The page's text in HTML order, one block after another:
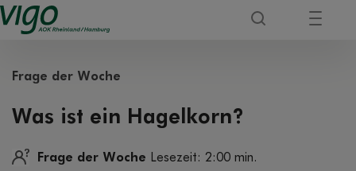
Frage der Woche
Was ist ein Hagelkorn?
Frage der Woche Lesezeit: 2:00 min.